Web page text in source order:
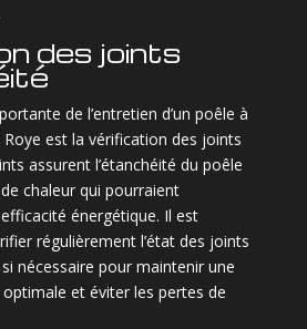
des joints
de l’entretien d’un poêle à
Roye est la vérification des joints
assurent l’étanchéité du poêle
chaleur qui pourraient
énergétique. Il est
régulièrement l’état des joints
nécessaire pour maintenir une
et éviter les pertes de